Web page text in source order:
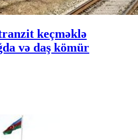
keçməklə
və daş kömür